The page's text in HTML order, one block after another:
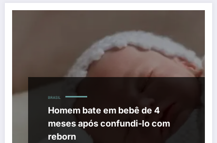
BRASIL
Homem bate em bebê de 4
meses após confundi-lo com
reborn